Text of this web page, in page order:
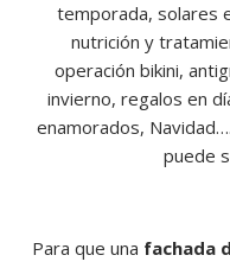
temporada, solares
nutrición y
operación bikini,
invierno, regalos en
enamorados,
puede
Para que una fachada